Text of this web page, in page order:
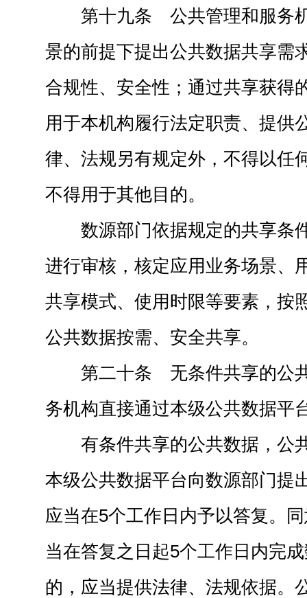
第十九条 公共管理和服务
景的前提下提出公共数据共享需
合规性、安全性；通过共享获得
用于本机构履行法定职责、提供
律、法规另有规定外，不得以任
不得用于其他目的。
数源部门依据规定的共享条
进行审核，核定应用业务场景、
共享模式、使用时限等要素，按
公共数据按需、安全共享。
第二十条 无条件共享的公
务机构直接通过本级公共数据平
有条件共享的公共数据，公
本级公共数据平台向数源部门提
应当在5个工作日内予以答复。
当在答复之日起5个工作日内完
的，应当提供法律、法规依据。